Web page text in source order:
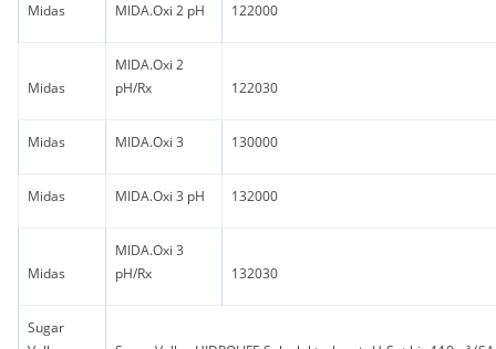
Midas MIDA.Oxi 2 pH 122000
Midas
MIDA.Oxi 2
pH/Rx
122030
Midas MIDA.Oxi 3 130000
Midas MIDA.Oxi 3 pH 132000
Midas
MIDA.Oxi 3
pH/Rx
132030
Sugar